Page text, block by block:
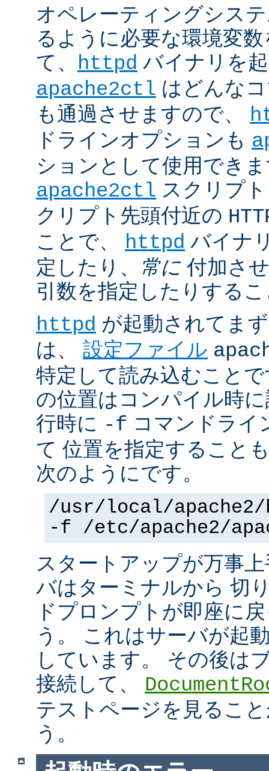
オペレーティングシス
るように必要な環境変
て、 httpd バイナリを
apache2ctl はどんな
も通過させますので、
ドラインオプションも
ションとして使用でき
apache2ctl スクリプ
クリプト先頭付近の
ことで、 httpd バイナ
定したり、
常に 付加さ
引数を指定したりする
httpd が起動されてま
は、 設定ファイル
特定して読み込むこと
の位置はコンパイル時
行時に -f コマンドライ
て 位置を指定すること
次のようにです。
/usr/local/
-f /etc/apache2/
スタートアップが万事
バはターミナルから 切
ドプロンプトが即座に
う。 これはサーバが起
しています。 その後は
接続して、
テストページを見るこ
う。